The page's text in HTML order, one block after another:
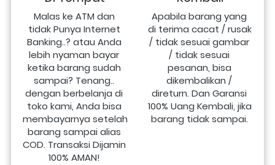
Malas ke ATM dan
tidak Punya Internet
Banking..? atau Anda
lebih nyaman bayar
ketika barang sudah
sampai? Tenang..
dengan berbelanja di
toko kami, Anda bisa
membayarnya setelah
barang sampai alias
COD. Transaksi Dijamin
100% AMAN!
Apabila barang yang
di terima cacat / rusak
/ tidak sesuai gambar
/ tidak sesuai
pesanan, bisa
dikembalikan /
direturn. Dan Garansi
100% Uang Kembali, jika
barang tidak sampai.